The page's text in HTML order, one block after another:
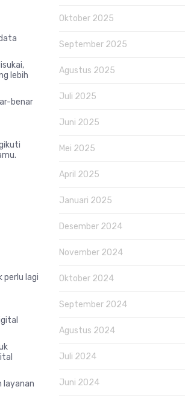
lebih
benar
perlu lagi
layanan
Oktober 2025
September 2025
Agustus 2025
Juli 2025
Juni 2025
Mei 2025
April 2025
Januari 2025
Desember 2024
November 2024
Oktober 2024
September 2024
Agustus 2024
Juli 2024
Juni 2024